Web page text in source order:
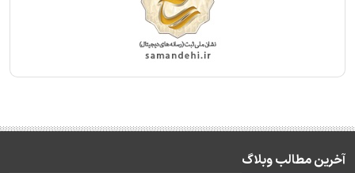
آخرین مطالب وبلاگ